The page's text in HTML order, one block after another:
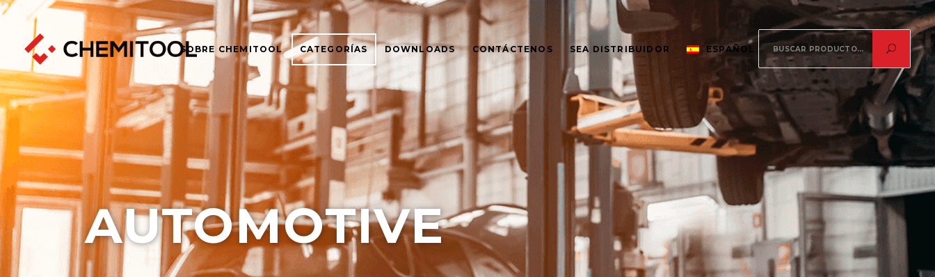
SOBRE CHEMITOOL CATEGORÍAS DOWNLOADS CONTÁCTENOS SEA DISTRIBUIDOR ESPAÑOL
Search
for:
AUTOMOTIVE